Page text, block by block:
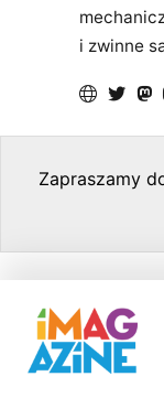
i zwinne
Zapraszamy